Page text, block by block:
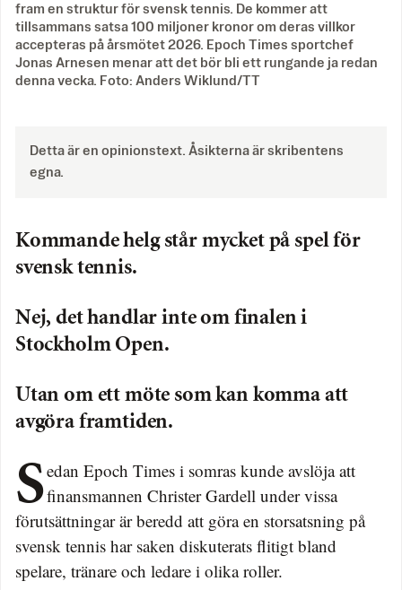
fram en struktur för svensk tennis. De kommer att
tillsammans satsa 100 miljoner kronor om deras villkor
accepteras på årsmötet 2026. Epoch Times sportchef
Jonas Arnesen menar att det bör bli ett rungande ja redan
denna vecka. Foto: Anders Wiklund/TT
Detta är en opinionstext. Åsikterna är skribentens
egna.
Kommande helg står mycket på spel för
svensk tennis.
Nej, det handlar inte om finalen i
Stockholm Open.
Utan om ett möte som kan komma att
avgöra framtiden.
Sedan Epoch Times i somras kunde avslöja attfinansmannen Christer Gardell under vissa
förutsättningar är beredd att göra en storsatsning på
svensk tennis har saken diskuterats flitigt bland
spelare, tränare och ledare i olika roller.